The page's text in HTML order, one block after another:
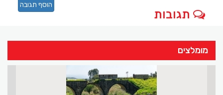
תגובות
הוסף תגובה
מומלצים